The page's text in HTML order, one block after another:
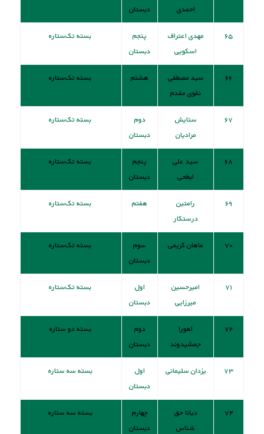
احمدی
دبستان
۶۵
مهدی اعتراف
اسکویی
پنجم
دبستان
بسته تک‌ستاره
۶۶
سید مصطفی
نقوی مقدم
هشتم بسته تک‌ستاره
۶۷
ستایش
مرادیان
دوم
دبستان
بسته تک‌ستاره
۶۸
سید علی
ابطحی
پنجم
دبستان
بسته تک‌ستاره
۶۹
رامتین
درستکار
هفتم بسته تک‌ستاره
۷۰ ماهان کریمی
سوم
دبستان
بسته تک‌ستاره
۷۱
امیرحسین
میرزایی
اول
دبستان
بسته تک‌ستاره
۷۲
اهورا
جمشیدوند
دوم
دبستان
بسته دو ستاره
۷۳ یزدان سلیمانی
اول
دبستان
بسته سه ستاره
۷۴
دیانا حق
شناس
چهارم
دبستان
بسته سه ستاره